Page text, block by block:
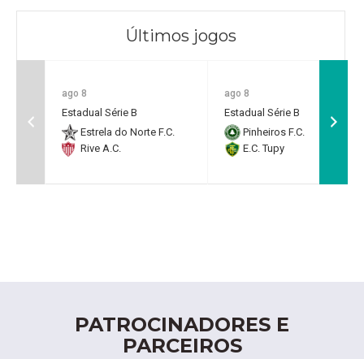
Últimos jogos
ago 8
Estadual Série B
Estrela do Norte F.C.
Rive A.C.
ago 8
Estadual Série B
Pinheiros F.C.
E.C. Tupy
PATROCINADORES E
PARCEIROS